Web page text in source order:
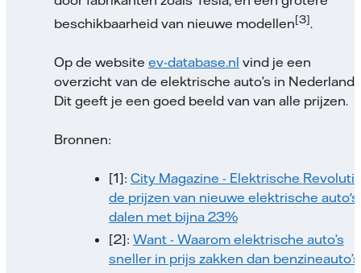
beschikbaarheid van nieuwe modellen[3].
Op de website ev-database.nl vind je een
overzicht van de elektrische auto’s in Nederland.
Dit geeft je een goed beeld van van alle prijzen.
Bronnen:
[1]: City Magazine - Elektrische
de prijzen van nieuwe elektrische auto's
dalen met bijna 23%
[2]: Want - Waarom elektrische auto’s
sneller in prijs zakken dan benzineauto’s